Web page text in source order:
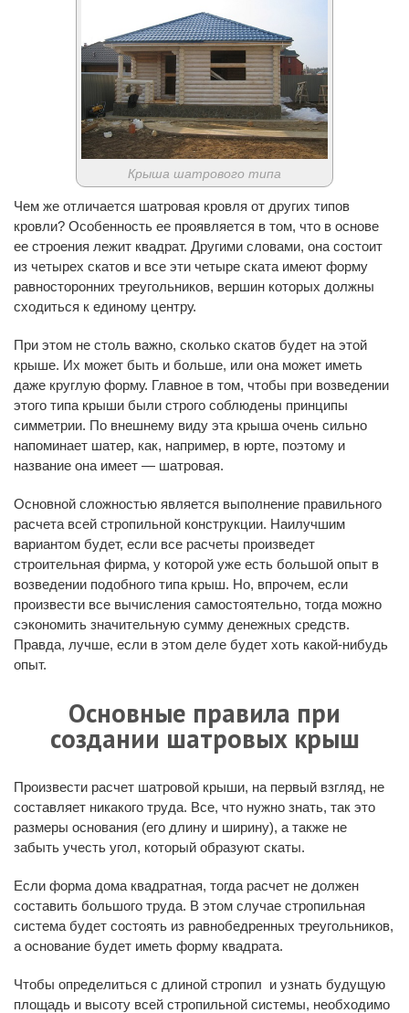
Крыша шатрового типа
Чем же отличается шатровая кровля от других типов
кровли? Особенность ее проявляется в том, что в основе
ее строения лежит квадрат. Другими словами, она состоит
из четырех скатов и все эти четыре ската имеют форму
равносторонних треугольников, вершин которых должны
сходиться к единому центру.
При этом не столь важно, сколько скатов будет на этой
крыше. Их может быть и больше, или она может иметь
даже круглую форму. Главное в том, чтобы при возведении
этого типа крыши были строго соблюдены принципы
симметрии. По внешнему виду эта крыша очень сильно
напоминает шатер, как, например, в юрте, поэтому и
название она имеет — шатровая.
Основной сложностью является выполнение правильного
расчета всей стропильной конструкции. Наилучшим
вариантом будет, если все расчеты произведет
строительная фирма, у которой уже есть большой опыт в
возведении подобного типа крыш. Но, впрочем, если
произвести все вычисления самостоятельно, тогда можно
сэкономить значительную сумму денежных средств.
Правда, лучше, если в этом деле будет хоть какой-нибудь
опыт.
Основные правила при
создании шатровых крыш
Произвести расчет шатровой крыши, на первый взгляд, не
составляет никакого труда. Все, что нужно знать, так это
размеры основания (его длину и ширину), а также не
забыть учесть угол, который образуют скаты.
Если форма дома квадратная, тогда расчет не должен
составить большого труда. В этом случае стропильная
система будет состоять из равнобедренных треугольников,
а основание будет иметь форму квадрата.
Чтобы определиться с длиной стропил и узнать будущую
площадь и высоту всей стропильной системы, необходимо